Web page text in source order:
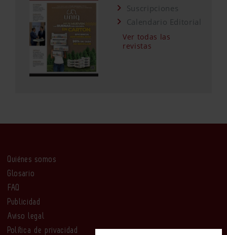
Suscripciones
Calendario Editorial
Ver todas las
revistas
Quiénes somos
Glosario
FAQ
Publicidad
Aviso legal
Política de privacidad